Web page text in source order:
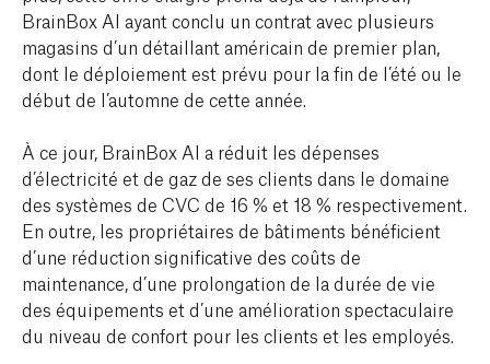
BrainBox AI ayant conclu un contrat avec plusieurs
magasins d’un détaillant américain de premier plan,
dont le déploiement est prévu pour la fin de l’été ou le
début de l’automne de cette année.
À ce jour, BrainBox AI a réduit les dépenses
d’électricité et de gaz de ses clients dans le domaine
des systèmes de CVC de 16 % et 18 % respectivement.
En outre, les propriétaires de bâtiments bénéficient
d’une réduction significative des coûts de
maintenance, d’une prolongation de la durée de vie
des équipements et d’une amélioration spectaculaire
du niveau de confort pour les clients et les employés.